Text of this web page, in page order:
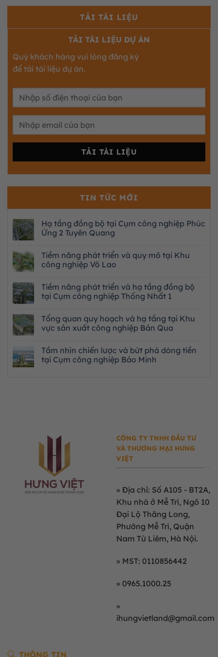
TẢI TÀI LIỆU
TẢI TÀI LIỆU DỰ ÁN
Quý khách hàng vui lòng đăng ký
để tải tài liệu dự án.
TIN TỨC MỚI
Hạ tầng đồng bộ tại Cụm công nghiệp Phúc
Ứng 2 Tuyên Quang
Tiềm năng phát triển và quy mô tại Khu
công nghiệp Võ Lao
Tiềm năng phát triển và hạ tầng đồng bộ
tại Cụm công nghiệp Thống Nhất 1
Tổng quan quy hoạch và hạ tầng tại Khu
vực sản xuất công nghiệp Bản Qua
Tầm nhìn chiến lược và bứt phá dòng tiền
tại Cụm công nghiệp Bảo Minh
CÔNG TY TNHH ĐẦU TƯ
VÀ THƯƠNG MẠI HƯNG
VIỆT
» Địa chỉ: Số A105 - BT2A,
Khu nhà ở Mễ Trì, Ngõ 10
Đại Lộ Thăng Long,
Phường Mễ Trì, Quận
Nam Từ Liêm, Hà Nội.
» MST: 0110856442
» 0965.1000.25
»
ihungvietland@gmail.com
THÔNG TIN